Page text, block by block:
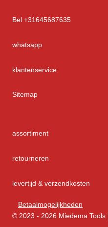
Bel +31645687635
whatsapp
klantenservice
Sitemap
assortiment
retourneren
levertijd & verzendkosten
Betaalmogelijkheden
© 2023 - 2026 Miedema